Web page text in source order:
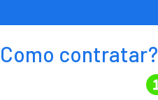
Como contratar?